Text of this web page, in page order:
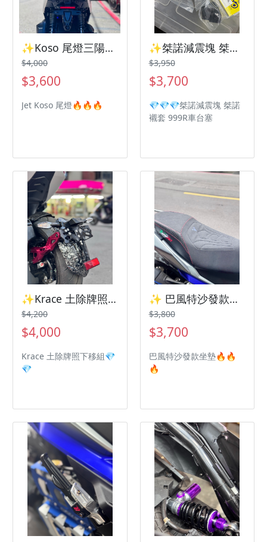
✨Koso 尾燈三陽機車 SYM 曼巴 Jetsl Drg2
$4,000
$3,600
Jet Koso 尾燈🔥🔥🔥
✨桀諾減震塊 桀諾襯套 999R車台塞 三陽機車 SYM 曼巴 Jetsl Drg2
$3,950
$3,700
💎💎💎桀諾減震塊 桀諾
襯套 999R車台塞
✨Krace 土除牌照下移組 三陽機車 SYM 曼巴 Jetsl Drg2
$4,200
$4,000
Krace 土除牌照下移組💎
💎
✨ 巴風特沙發款坐墊三陽機車 SYM 曼巴 Jetsl Drg2
$3,800
$3,700
巴風特沙發款坐墊🔥🔥
🔥